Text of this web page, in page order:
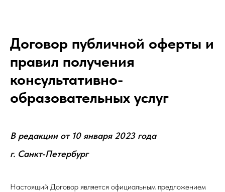
Договор публичной оферты и
правил получения
консультативно-
образовательных услуг
В редакции от 10 января 2023 года
г. Санкт-Петербург
Настоящий Договор является официальным предложением